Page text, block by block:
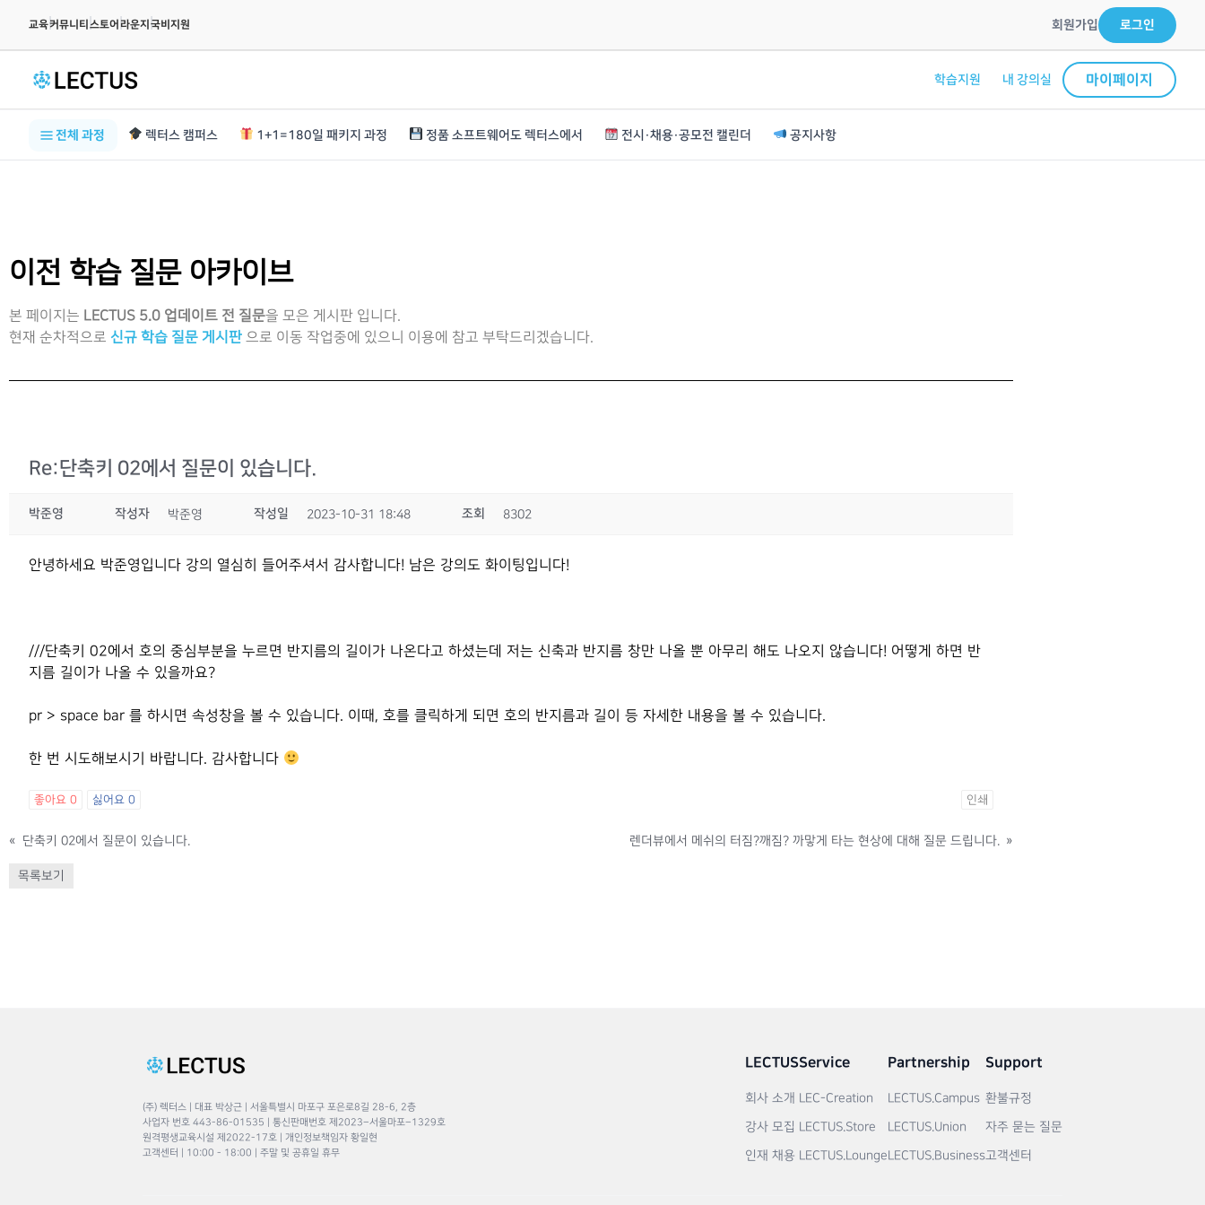
교육|커뮤니티 |스토어 |라운지 |국비지원 회원가입 로그인
학습지원 내 강의실 마이페이지
전체 과정 렉터스 캠퍼스 1+1=180일 패키지 과정 정품 소프트웨어도 렉터스에서 전시·채용·공모전 캘린더 공지사항
이전 학습 질문 아카이브
본 페이지는 LECTUS 5.0 업데이트 전 질문을 모은 게시판 입니다.
현재 순차적으로 신규 학습 질문 게시판 으로 이동 작업중에 있으니 이용에 참고 부탁드리겠습니다.
Re:단축키 02에서 질문이 있습니다.
박준영 작성자 박준영 작성일 2023-10-31 18:48 조회 8302
안녕하세요 박준영입니다 강의 열심히 들어주셔서 감사합니다! 남은 강의도 화이팅입니다!
///단축키 02에서 호의 중심부분을 누르면 반지름의 길이가 나온다고 하셨는데 저는 신축과 반지름 창만 나올 뿐 아무리 해도 나오지 않습니다! 어떻게 하면 반
지름 길이가 나올 수 있을까요?
pr > space bar 를 하시면 속성창을 볼 수 있습니다. 이때, 호를 클릭하게 되면 호의 반지름과 길이 등 자세한 내용을 볼 수 있습니다.
한 번 시도해보시기 바랍니다. 감사합니다
좋아요 0 싫어요 0 인쇄
« 단축키 02에서 질문이 있습니다. 렌더뷰에서 메쉬의 터짐?깨짐? 까맣게 타는 현상에 대해 질문 드립니다. »
목록보기
(주) 렉터스 | 대표 박상근 | 서울특별시 마포구 포은로8길 28-6, 2층
사업자 번호 443-86-01535 | 통신판매번호 제2023–서울마포–1329호
원격평생교육시설 제2022-17호 | 개인정보책임자 황일현
고객센터 | 10:00 - 18:00 | 주말 및 공휴일 휴무
LECTUS
회사 소개
강사 모집
인재 채용
Service
LEC-Creation
LECTUS.Store
LECTUS.Lounge
Partnership
LECTUS.Campus
LECTUS.Union
LECTUS.Business
Support
환불규정
자주 묻는 질문
고객센터